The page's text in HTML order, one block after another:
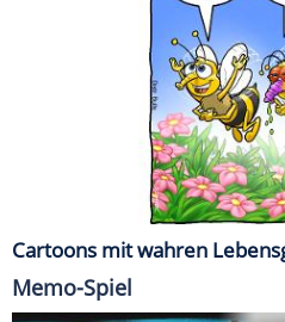
Cartoons mit wahren
Memo-Spiel